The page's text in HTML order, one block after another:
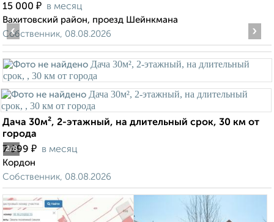
15 000 ₽ в месяц
Вахитовский район, проезд Шейнкмана
Собственник, 08.08.2026
2/8
‹ ›
Дача 30м², 2-этажный, на длительный срок, 30 км от
города
7 999 ₽ в месяц
Кордон
Собственник, 08.08.2026